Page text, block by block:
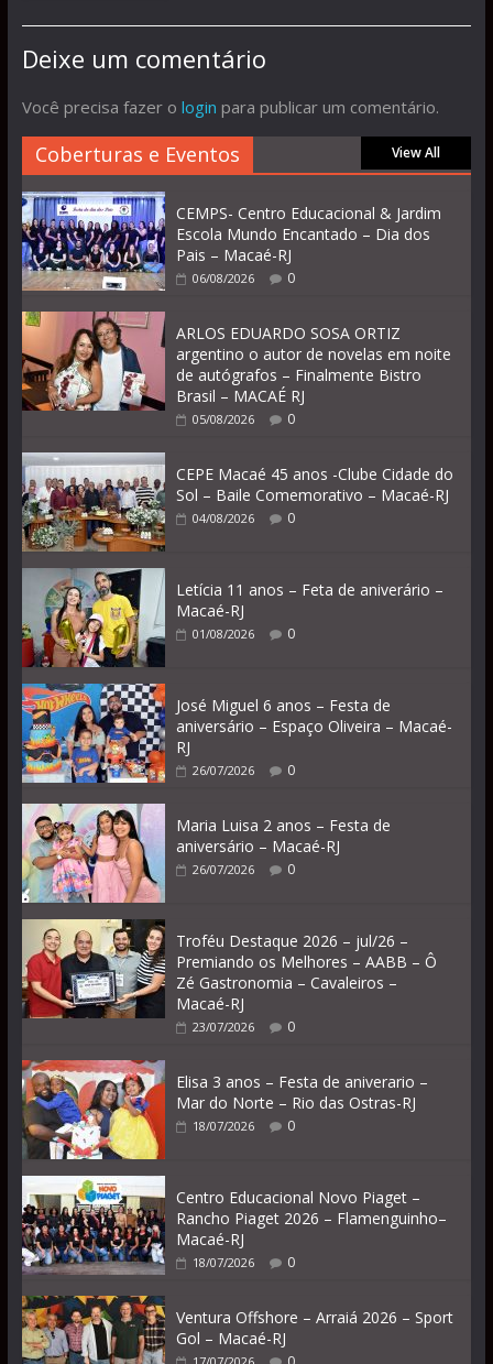
Deixe um comentário
Você precisa fazer o login para publicar um comentário.
Coberturas e Eventos View All
CEMPS- Centro Educacional & Jardim
Escola Mundo Encantado – Dia dos
Pais – Macaé-RJ
06/08/2026 0
ARLOS EDUARDO SOSA ORTIZ
argentino o autor de novelas em noite
de autógrafos – Finalmente Bistro
Brasil – MACAÉ RJ
05/08/2026 0
CEPE Macaé 45 anos -Clube Cidade do
Sol – Baile Comemorativo – Macaé-RJ
04/08/2026 0
Letícia 11 anos – Feta de aniverário –
Macaé-RJ
01/08/2026 0
José Miguel 6 anos – Festa de
aniversário – Espaço Oliveira – Macaé-
RJ
26/07/2026 0
Maria Luisa 2 anos – Festa de
aniversário – Macaé-RJ
26/07/2026 0
Troféu Destaque 2026 – jul/26 –
Premiando os Melhores – AABB – Ô
Zé Gastronomia – Cavaleiros –
Macaé-RJ
23/07/2026 0
Elisa 3 anos – Festa de aniverario –
Mar do Norte – Rio das Ostras-RJ
18/07/2026 0
Centro Educacional Novo Piaget –
Rancho Piaget 2026 – Flamenguinho–
Macaé-RJ
18/07/2026 0
Ventura Offshore – Arraiá 2026 – Sport
Gol – Macaé-RJ